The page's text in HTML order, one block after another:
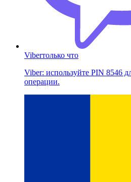
Viberтолько что
Viber: используйте PIN 8546
операции.